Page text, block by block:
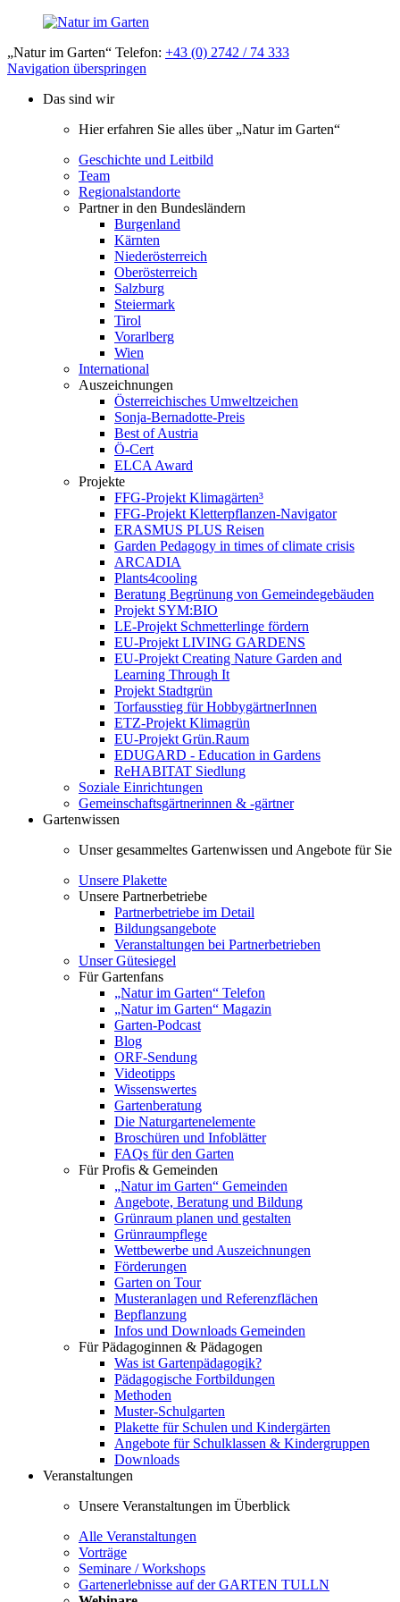
„Natur im Garten“ Telefon: +43 (0) 2742 / 74 333
Navigation überspringen
Das sind wir
Hier erfahren Sie alles über „Natur im Garten“
Geschichte und Leitbild
Team
Regionalstandorte
Partner in den Bundesländern
Burgenland
Kärnten
Niederösterreich
Oberösterreich
Salzburg
Steiermark
Tirol
Vorarlberg
Wien
International
Auszeichnungen
Österreichisches Umweltzeichen
Sonja-Bernadotte-Preis
Best of Austria
Ö-Cert
ELCA Award
Projekte
FFG-Projekt Klimagärten³
FFG-Projekt Kletterpflanzen-Navigator
ERASMUS PLUS Reisen
Garden Pedagogy in times of climate crisis
ARCADIA
Plants4cooling
Beratung Begrünung von Gemeindegebäuden
Projekt SYM:BIO
LE-Projekt Schmetterlinge fördern
EU-Projekt LIVING GARDENS
EU-Projekt Creating Nature Garden and
Learning Through It
Projekt Stadtgrün
Torfausstieg für HobbygärtnerInnen
ETZ-Projekt Klimagrün
EU-Projekt Grün.Raum
EDUGARD - Education in Gardens
ReHABITAT Siedlung
Soziale Einrichtungen
Gemeinschaftsgärtnerinnen & -gärtner
Gartenwissen
Unser gesammeltes Gartenwissen und Angebote für Sie
Unsere Plakette
Unsere Partnerbetriebe
Partnerbetriebe im Detail
Bildungsangebote
Veranstaltungen bei Partnerbetrieben
Unser Gütesiegel
Für Gartenfans
„Natur im Garten“ Telefon
„Natur im Garten“ Magazin
Garten-Podcast
Blog
ORF-Sendung
Videotipps
Wissenswertes
Gartenberatung
Die Naturgartenelemente
Broschüren und Infoblätter
FAQs für den Garten
Für Profis & Gemeinden
„Natur im Garten“ Gemeinden
Angebote, Beratung und Bildung
Grünraum planen und gestalten
Grünraumpflege
Wettbewerbe und Auszeichnungen
Förderungen
Garten on Tour
Musteranlagen und Referenzflächen
Bepflanzung
Infos und Downloads Gemeinden
Für Pädagoginnen & Pädagogen
Was ist Gartenpädagogik?
Pädagogische Fortbildungen
Methoden
Muster-Schulgarten
Plakette für Schulen und Kindergärten
Angebote für Schulklassen & Kindergruppen
Downloads
Veranstaltungen
Unsere Veranstaltungen im Überblick
Alle Veranstaltungen
Vorträge
Seminare / Workshops
Gartenerlebnisse auf der GARTEN TULLN